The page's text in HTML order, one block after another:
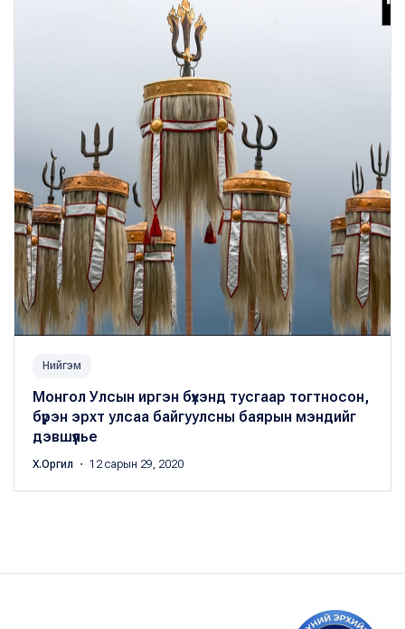
Нийгэм
Монгол Улсын иргэн бүхэнд тусгаар тогтносон,
бүрэн эрхт улсаа байгуулсны баярын мэндийг
дэвшүүлье
Х.Оргил ・ 12 сарын 29, 2020